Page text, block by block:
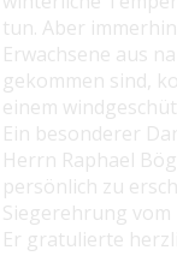
tun. Aber
Erwachsene aus
gekommen sind,
einem
Ein besonderer
Herrn Raphael
persönlich zu
Siegerehrung
Er gratulierte